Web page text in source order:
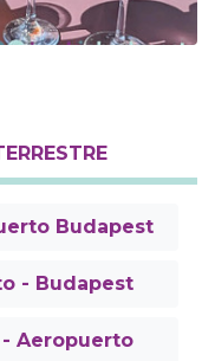
Budapest
- Budapest
Aeropuerto